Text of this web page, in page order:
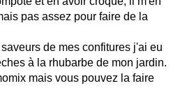
pas assez pour faire de la
de mes confitures j'ai eu
à la rhubarbe de mon jardin.
mais vous pouvez la faire